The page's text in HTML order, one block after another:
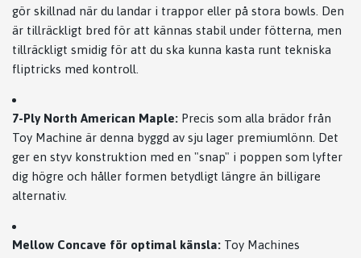
gör skillnad när du landar i trappor eller på stora bowls. Den
är tillräckligt bred för att kännas stabil under fötterna, men
tillräckligt smidig för att du ska kunna kasta runt tekniska
fliptricks med kontroll.
7-Ply North American Maple: Precis som alla brädor från
Toy Machine är denna byggd av sju lager premiumlönn. Det
ger en styv konstruktion med en "snap" i poppen som lyfter
dig högre och håller formen betydligt längre än billigare
alternativ.
Mellow Concave för optimal känsla: Toy Machines